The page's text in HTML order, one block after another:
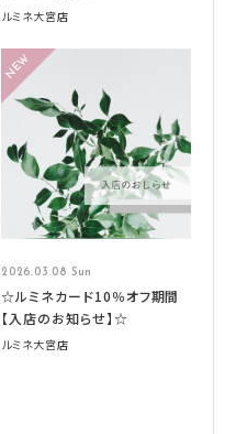
ルミネ大宮店
2026.03.08 Sun
☆ルミネカード10％オフ期間
【入店のお知らせ】☆
ルミネ大宮店